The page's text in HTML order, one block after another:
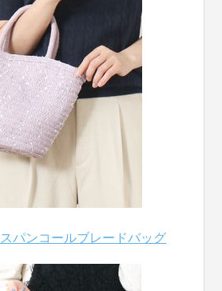
パンコールブレードバッグ